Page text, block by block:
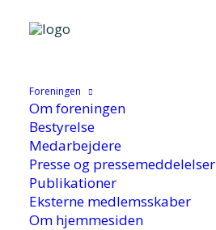
Foreningen
Om foreningen
Bestyrelse
Medarbejdere
Presse og pressemeddelelser
Publikationer
Eksterne medlemsskaber
Om hjemmesiden
Hjem /Aktuelt/Nyhed
handling nu!